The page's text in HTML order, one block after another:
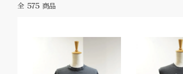
全 575 商品